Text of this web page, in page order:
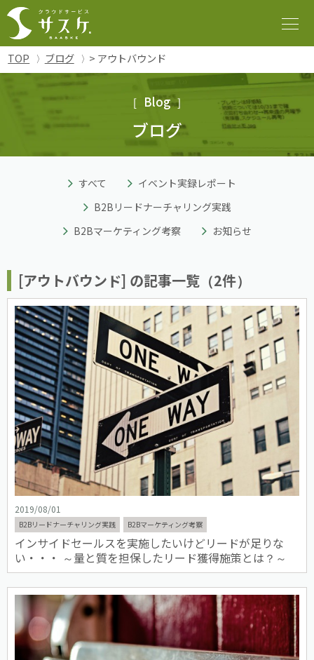
TOP ブログ > アウトバウンド
Blog
ブログ
すべて
イベント実録レポート
B2Bリードナーチャリング実践
B2Bマーケティング考察
お知らせ
[アウトバウンド] の記事一覧（2件）
2019/08/01
B2Bリードナーチャリング実践 B2Bマーケティング考察
インサイドセールスを実施したいけどリードが足りな
い・・・ ～量と質を担保したリード獲得施策とは？～